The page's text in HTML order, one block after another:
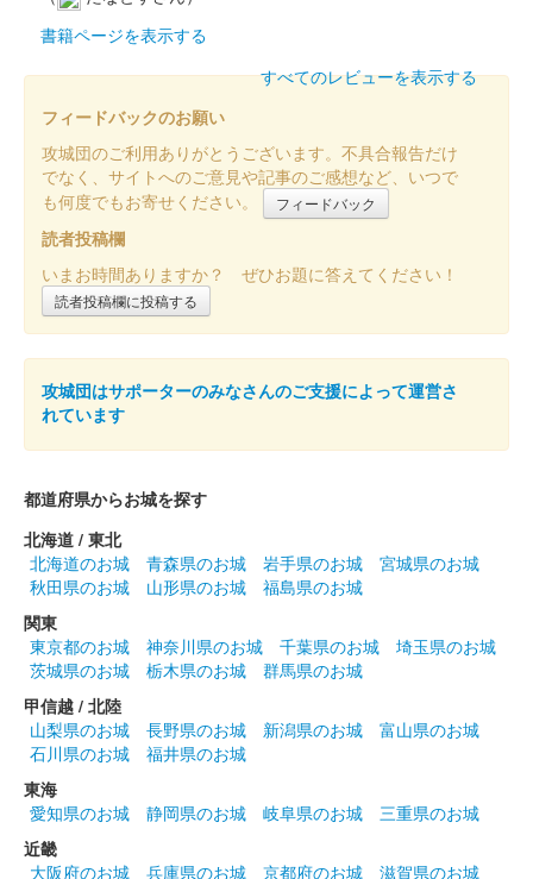
書籍ページを表示する
すべてのレビューを表示する
フィードバックのお願い
攻城団のご利用ありがとうございます。不具合報告だけ
でなく、サイトへのご意見や記事のご感想など、いつで
も何度でもお寄せください。
フィードバック
読者投稿欄
いまお時間ありますか？ ぜひお題に答えてください！
読者投稿欄に投稿する
攻城団はサポーターのみなさんのご支援によって運営さ
れています
都道府県からお城を探す
北海道 / 東北
北海道のお城
青森県のお城 岩手県のお城
宮城県のお城
秋田県のお城
山形県のお城
福島県のお城
関東
東京都のお城
神奈川県のお城 千葉県のお城
埼玉県のお城
茨城県のお城
栃木県のお城
群馬県のお城
甲信越 / 北陸
山梨県のお城
長野県のお城 新潟県のお城
富山県のお城
石川県のお城
福井県のお城
東海
愛知県のお城
静岡県のお城 岐阜県のお城
三重県のお城
近畿
大阪府のお城
兵庫県のお城 京都府のお城
滋賀県のお城